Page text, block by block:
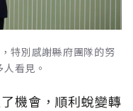
特別感謝縣府團隊的努
看見。
機會，順利蛻變轉